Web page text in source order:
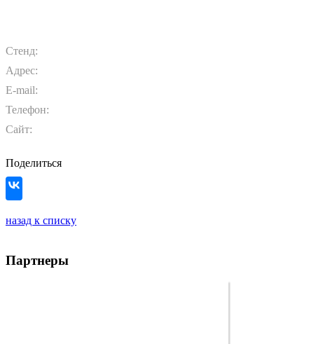
Стенд:
Адрес:
E-mail:
Телефон:
Сайт:
Поделиться
назад к списку
Партнеры